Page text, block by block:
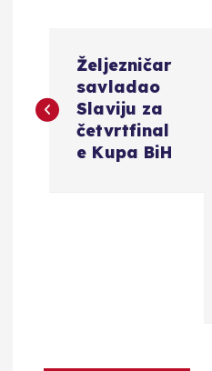
a
Željezničar
savladao
Slaviju za
četvrtfinal
e Kupa BiH